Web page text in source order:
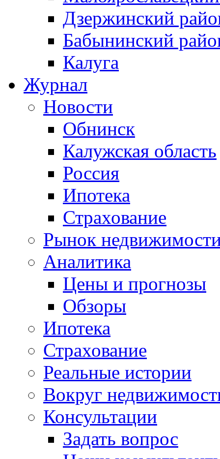
Дзержинский
Бабынинский
Калуга
Журнал
Новости
Обнинск
Калужская область
Россия
Ипотека
Страхование
Рынок
Аналитика
Цены и прогнозы
Обзоры
Ипотека
Страхование
Реальные истории
Вокруг
Консультации
Задать вопрос